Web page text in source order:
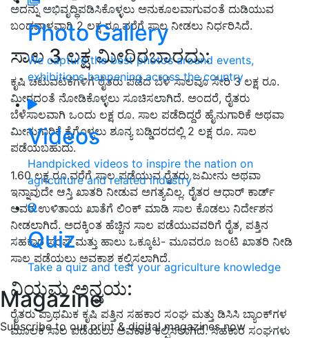
Photo Gallery
We capture the best photos around events,
exhibitions happening across the country
Videos
Handpicked videos to inspire the nation on
agriculture and related industry
Quiz
Take a quiz and test your agriculture knowledge
Magazine
Subscribe to our print & digital magazines now
ಅದನ್ನು ಅಭಿವೃದ್ಧಿಪಡಿಸಿಕೊಳ್ಳಲು ಅನುಕೂಲವಾಗುವಂತೆ ದುಡಿಯುವ
ಬಂಡವಾಳವಾಗಿ 2 ಲಕ್ಷ ರೂ.ವರೆಗೆ ಸಾಲ ನೀಡಲು ನಿರ್ಧರಿಸಿದೆ.
ಸಾಲ 3 ಲಕ್ಷ ಮೀರಿರಬಾರದು:
ಕೃಷಿ ಚಟುವಟಿಕೆಗಳಿಗೆ ರೈತರು ಪಡೆದ ಬೆಳೆ ಸಾಲವೂ ಸೇರಿ 3 ಲಕ್ಷ ರೂ.
ಮೀರದಂತೆ ನೋಡಿಕೊಳ್ಳಲು ಸೂಚಿಸಲಾಗಿದೆ. ಅಂದರೆ, ರೈತರು
ಬೆಳೆಸಾಲವಾಗಿ ಒಂದು ಲಕ್ಷ ರೂ. ಸಾಲ ಪಡೆದಿದ್ದರೆ ಹೈನುಗಾರಿಕೆ ಅಥವಾ
ಮೀನುಗಾರಿಕೆ ಕೈಗೊಳ್ಳಲು ಶೂನ್ಯ ಬಡ್ಡಿದರದಲ್ಲಿ 2 ಲಕ್ಷ ರೂ. ಸಾಲ
ಪಡೆಯಬಹುದು.
1.60 ಲಕ್ಷ ರೂ.ವರೆಗೆ ಸಾಲ ಪಡೆಯುವ ರೈತರು ಜಮೀನು ಅಥವಾ
ಇನ್ನಾವುದೇ ಆಸ್ತಿ ಖಾತರಿ ನೀಡುವ ಅಗತ್ಯವಿಲ್ಲ. ರೈತರ ಆಧಾರ್‌ ಕಾರ್ಡ್‌
ಅವರ ಉಳಿತಾಯ ಖಾತೆಗೆ ಲಿಂಕ್‌ ಮಾಡಿ ಸಾಲ ಕೊಡಲು ನಿರ್ದೇಶನ
ನೀಡಲಾಗಿದೆ. ಅದಕ್ಕಿಂತ ಹೆಚ್ಚಿನ ಸಾಲ ಪಡೆಯುವವರಿಗೆ ರೈತ, ಪತ್ತಿನ
ಸಹಕಾರ ಸಂಘ ಮತ್ತು ಹಾಲು ಒಕ್ಕೂಟ- ಮೂವರೂ ಜಂಟಿ ಖಾತರಿ ನೀಡಿ
ಸಾಲ ಪಡೆಯಲು ಅವಕಾಶ ಕಲ್ಪಿಸಲಾಗಿದೆ.
ನಿಯಮ ಅನ್ವಯ:
ರೈತರು ಪ್ರಾಥಮಿಕ ಕೃಷಿ ಪತ್ತಿನ ಸಹಕಾರ ಸಂಘ ಮತ್ತು ಡಿಸಿಸಿ ಬ್ಯಾಂಕ್‌ಗಳ
ಮೂಲಕ ಸಾಲ ಪಡೆಯಲು ಅವಕಾಶ ಕಲ್ಪಿಸಲಾಗಿದೆ. ಸಹಕಾರ ಸಂಘಗಳು